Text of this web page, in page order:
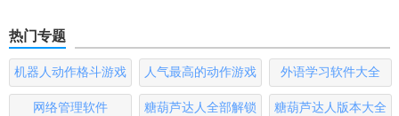
热门专题
机器人动作格斗游戏
大全
人气最高的动作游戏
排行榜
外语学习软件大全
网络管理软件
糖葫芦达人全部解锁
糖葫芦达人版本大全